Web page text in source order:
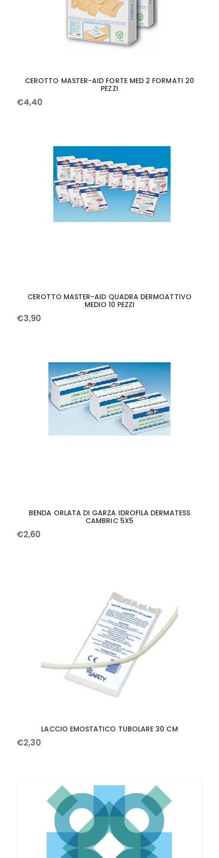
CEROTTO MASTER-AID FORTE MED 2 FORMATI 20
PEZZI
€4,40
CEROTTO MASTER-AID QUADRA DERMOATTIVO
MEDIO 10 PEZZI
€3,90
BENDA ORLATA DI GARZA IDROFILA DERMATESS
CAMBRIC 5X5
€2,60
LACCIO EMOSTATICO TUBOLARE 30 CM
€2,30